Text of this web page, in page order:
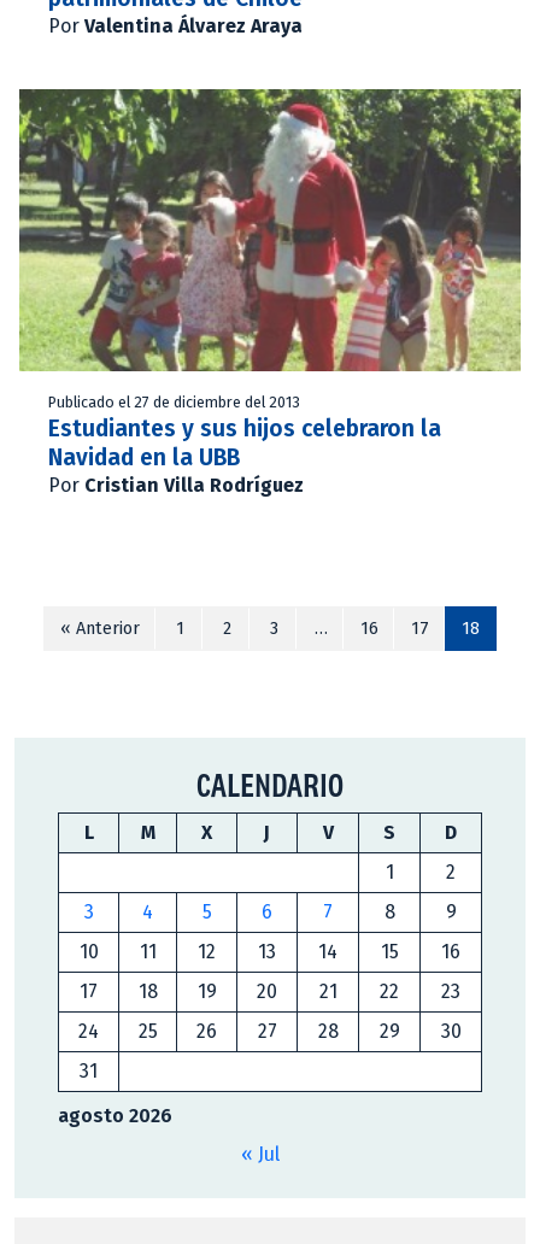
Por Valentina Álvarez Araya
Publicado el 27 de diciembre del 2013
Estudiantes y sus hijos celebraron la
Navidad en la UBB
Por Cristian Villa Rodríguez
« Anterior 1 2 3 … 16 17 18
CALENDARIO
agosto 2026
L M X J V S
D
1
2
3
4 5 6 7 8
9
10
11 12 13 14 15
16
17
18 19 20 21 22
23
24
25 26 27 28 29
30
31
« Jul